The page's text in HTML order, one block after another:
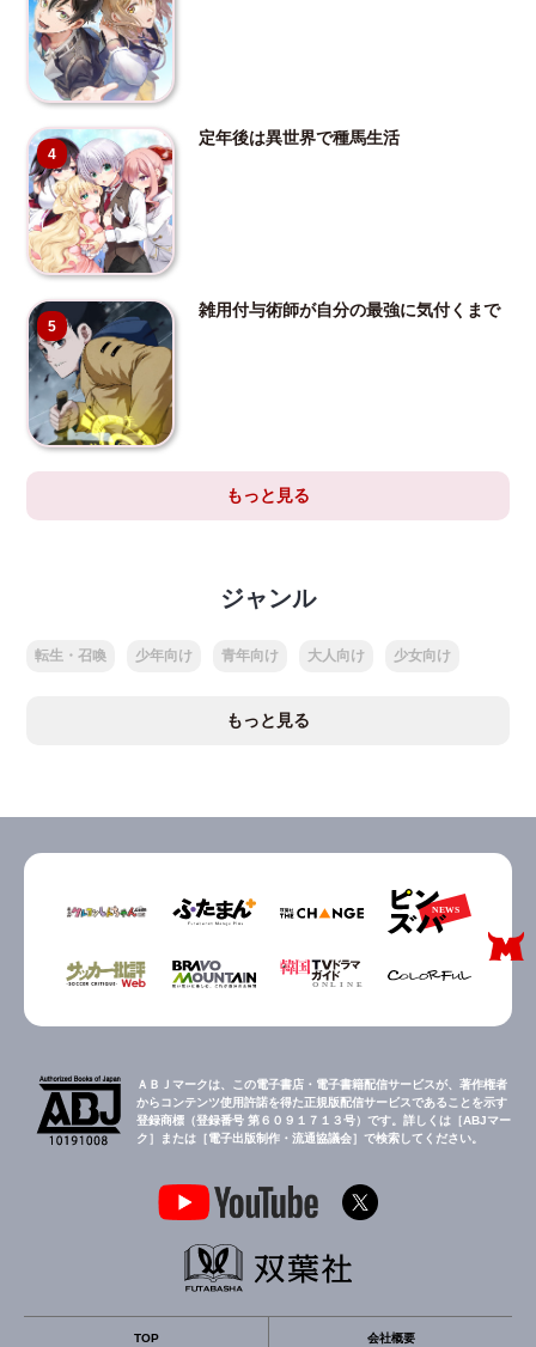
4
定年後は異世界で種馬生活
5
雑用付与術師が自分の最強に気付くまで
もっと見る
ジャンル
転生・召喚 少年向け 青年向け 大人向け 少女向け
もっと見る
ＡＢＪマークは、この電子書店・電子書籍配信サービスが、著作権者
からコンテンツ使用許諾を得た正規版配信サービスであることを示す
登録商標（登録番号 第６０９１７１３号）です。詳しくは［ABJマー
ク］または［電子出版制作・流通協議会］で検索してください。
TOP 会社概要